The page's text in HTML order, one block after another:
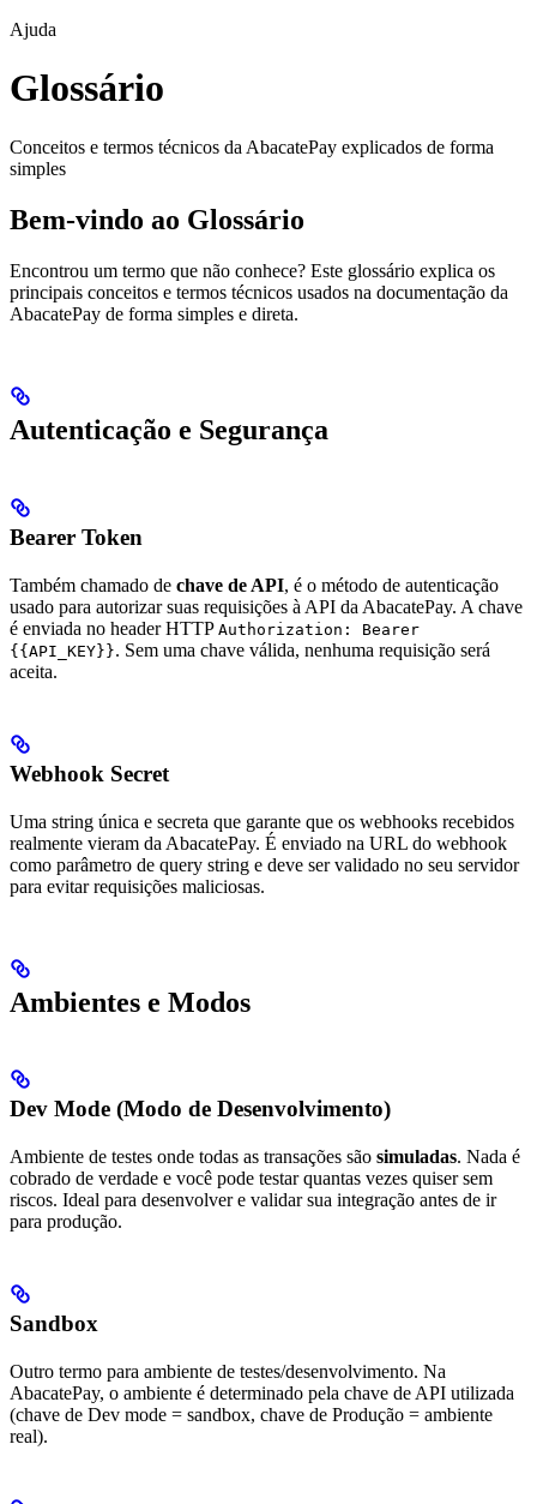
Ajuda
Glossário
Conceitos e termos técnicos da AbacatePay explicados de forma
simples
Bem-vindo ao Glossário
Encontrou um termo que não conhece? Este glossário explica os
principais conceitos e termos técnicos usados na documentação da
AbacatePay de forma simples e direta.
Autenticação e Segurança
Bearer Token
Também chamado de chave de API, é o método de autenticação
usado para autorizar suas requisições à API da AbacatePay. A chave
é enviada no header HTTP Authorization: Bearer
{{API_KEY}}. Sem uma chave válida, nenhuma requisição será
aceita.
Webhook Secret
Uma string única e secreta que garante que os webhooks recebidos
realmente vieram da AbacatePay. É enviado na URL do webhook
como parâmetro de query string e deve ser validado no seu servidor
para evitar requisições maliciosas.
Ambientes e Modos
Dev Mode (Modo de Desenvolvimento)
Ambiente de testes onde todas as transações são simuladas. Nada é
cobrado de verdade e você pode testar quantas vezes quiser sem
riscos. Ideal para desenvolver e validar sua integração antes de ir
para produção.
Sandbox
Outro termo para ambiente de testes/desenvolvimento. Na
AbacatePay, o ambiente é determinado pela chave de API utilizada
(chave de Dev mode = sandbox, chave de Produção = ambiente
real).